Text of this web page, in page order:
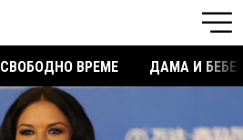
СВОБОДНО ВРЕМЕ ДАМА И БЕБЕ